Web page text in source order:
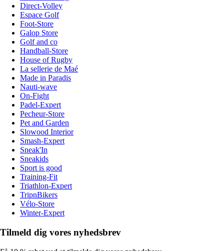
Direct-Volley
Espace Golf
Foot-Store
Galop Store
Golf and co
Handball-Store
House of Rugby
La sellerie de Maé
Made in Paradis
Nauti-wave
On-Fight
Padel-Expert
Pecheur-Store
Pet and Garden
Slowood Interior
Smash-Expert
Sneak'In
Sneakids
Sport is good
Training-Fit
Triathlon-Expert
TripnBikers
Vélo-Store
Winter-Expert
Tilmeld dig vores nyhedsbrev